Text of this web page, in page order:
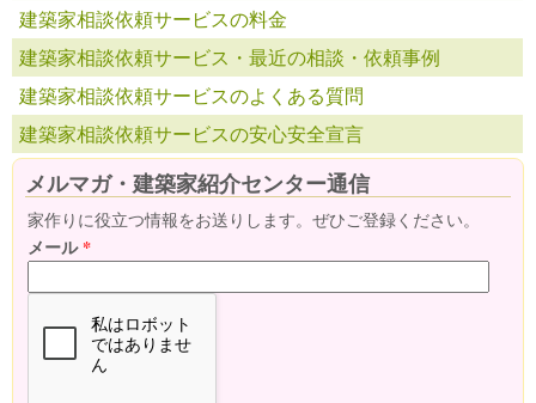
建築家相談依頼サービスの料金
建築家相談依頼サービス・最近の相談・依頼事例
建築家相談依頼サービスのよくある質問
建築家相談依頼サービスの安心安全宣言
メルマガ・建築家紹介センター通信
家作りに役立つ情報をお送りします。ぜひご登録ください。
メール*